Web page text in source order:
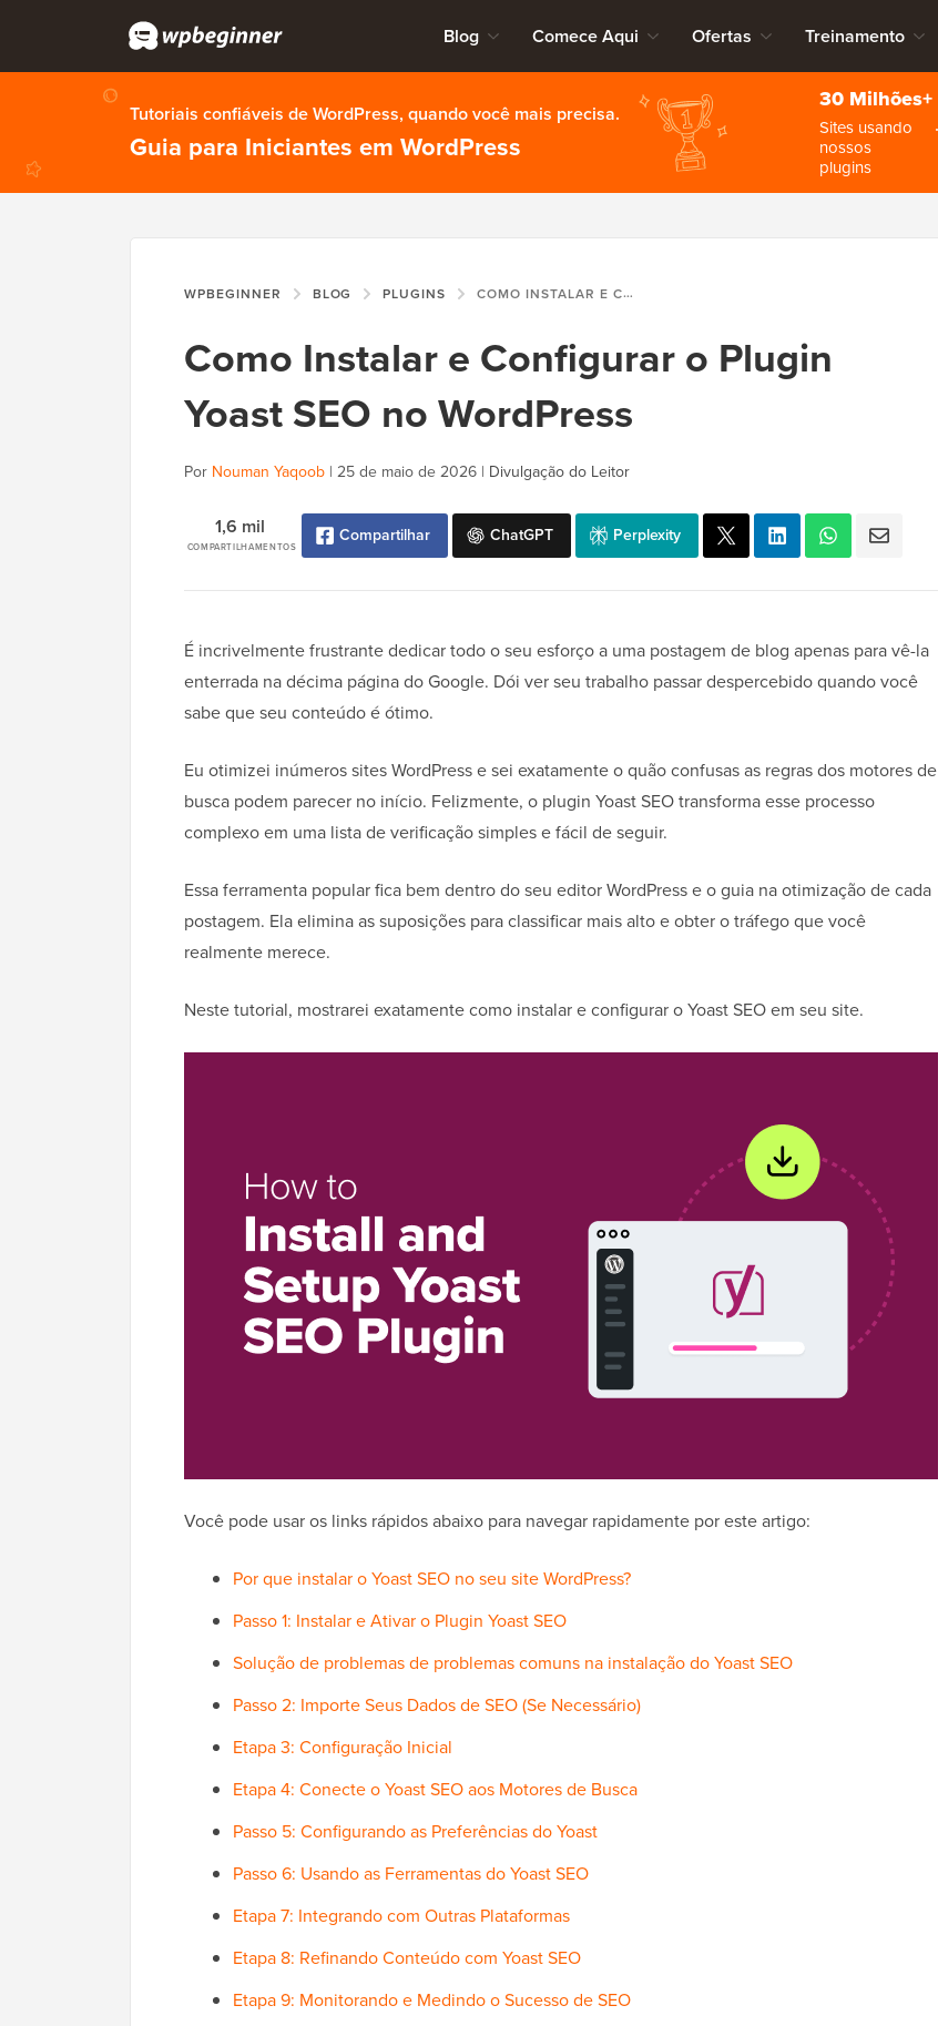
Blog Comece Aqui Ofertas Treinamento
Tutoriais confiáveis de WordPress, quando você mais precisa.
Guia para Iniciantes em WordPress
30 Milhões+
Sites usando
nossos
plugins
WPBEGINNER BLOG PLUGINS COMO INSTALAR E CONFIGURAR O PLUGIN YOAST SEO NO WORDPRESS
Como Instalar e Configurar o Plugin
Yoast SEO no WordPress
Por Nouman Yaqoob | 25 de maio de 2026 | Divulgação do Leitor
COMPARTILHAMENTOS
1,6 mil Compartilhar ChatGPT Perplexity
É incrivelmente frustrante dedicar todo o seu esforço a uma postagem de blog apenas para vê-la
enterrada na décima página do Google. Dói ver seu trabalho passar despercebido quando você
sabe que seu conteúdo é ótimo.
Eu otimizei inúmeros sites WordPress e sei exatamente o quão confusas as regras dos motores de
busca podem parecer no início. Felizmente, o plugin Yoast SEO transforma esse processo
complexo em uma lista de verificação simples e fácil de seguir.
Essa ferramenta popular fica bem dentro do seu editor WordPress e o guia na otimização de cada
postagem. Ela elimina as suposições para classificar mais alto e obter o tráfego que você
realmente merece.
Neste tutorial, mostrarei exatamente como instalar e configurar o Yoast SEO em seu site.
Você pode usar os links rápidos abaixo para navegar rapidamente por este artigo:
Por que instalar o Yoast SEO no seu site WordPress?
Passo 1: Instalar e Ativar o Plugin Yoast SEO
Solução de problemas de problemas comuns na instalação do Yoast SEO
Passo 2: Importe Seus Dados de SEO (Se Necessário)
Etapa 3: Configuração Inicial
Etapa 4: Conecte o Yoast SEO aos Motores de Busca
Passo 5: Configurando as Preferências do Yoast
Passo 6: Usando as Ferramentas do Yoast SEO
Etapa 7: Integrando com Outras Plataformas
Etapa 8: Refinando Conteúdo com Yoast SEO
Etapa 9: Monitorando e Medindo o Sucesso de SEO